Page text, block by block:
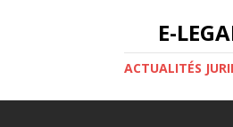
E-
ACTUALITÉS